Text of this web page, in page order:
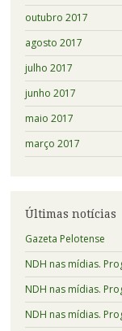
outubro 2017
agosto 2017
julho 2017
junho 2017
maio 2017
março 2017
Últimas notícias
Gazeta Pelotense
NDH nas mídias.
NDH nas mídias.
NDH nas mídias.